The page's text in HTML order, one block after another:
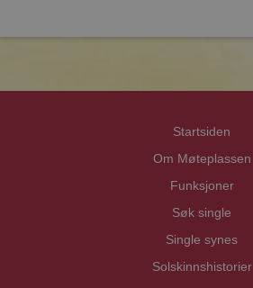
Startsiden
Om Møteplassen
Funksjoner
Søk single
Single synes
Solskinnshistorier